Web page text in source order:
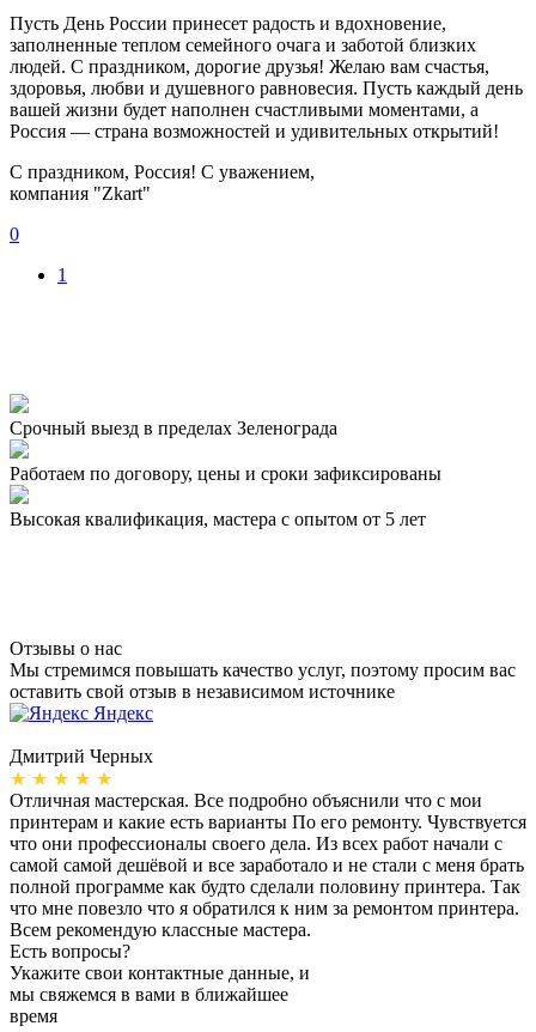
Пусть День России принесет радость и вдохновение,
заполненные теплом семейного очага и заботой близких
людей. С праздником, дорогие друзья! Желаю вам счастья,
здоровья, любви и душевного равновесия. Пусть каждый день
вашей жизни будет наполнен счастливыми моментами, а
Россия — страна возможностей и удивительных открытий!
С праздником, Россия! С уважением,
компания "Zkart"
0
1
Срочный выезд в пределах Зеленограда
Работаем по договору, цены и сроки зафиксированы
Высокая квалификация, мастера с опытом от 5 лет
Отзывы о нас
Мы стремимся повышать качество услуг, поэтому просим вас
оставить свой отзыв в независимом источнике
Яндекс
Дмитрий Черных
★ ★ ★ ★ ★
Отличная мастерская. Все подробно объяснили что с мои
принтерам и какие есть варианты По его ремонту. Чувствуется
что они профессионалы своего дела. Из всех работ начали с
самой самой дешёвой и все заработало и не стали с меня брать
полной программе как будто сделали половину принтера. Так
что мне повезло что я обратился к ним за ремонтом принтера.
Всем рекомендую классные мастера.
Есть вопросы?
Укажите свои контактные данные, и
мы свяжемся в вами в ближайшее
время